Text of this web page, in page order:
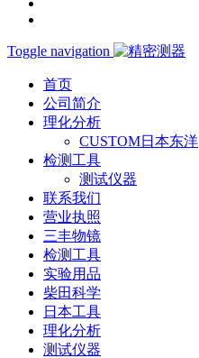
Toggle navigation
首页
公司简介
理化分析
CUSTOM日本东洋
检测工具
测试仪器
联系我们
营业执照
三丰物镜
检测工具
实验用品
柴田科学
日本工具
理化分析
测试仪器